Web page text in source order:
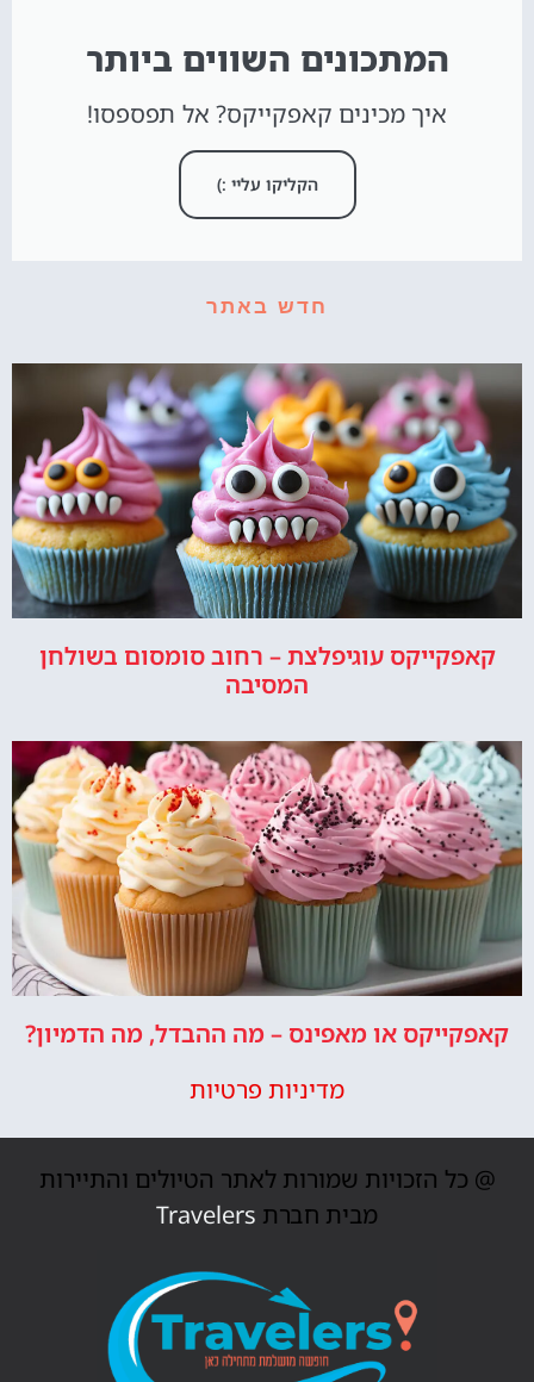
המתכונים השווים ביותר
איך מכינים קאפקייקס? אל תפספסו!
הקליקו עליי :)
חדש באתר
קאפקייקס עוגיפלצת – רחוב סומסום בשולחן
המסיבה
קאפקייקס או מאפינס – מה ההבדל, מה הדמיון?
מדיניות פרטיות
@ כל הזכויות שמורות לאתר הטיולים והתיירות
מבית חברת Travelers